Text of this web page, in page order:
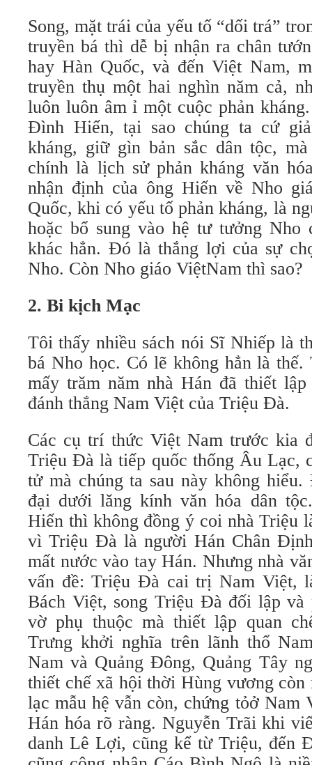
Song, mặt trái của yếu tố “dối trá”
truyền bá thì dễ bị nhận ra chân
hay Hàn Quốc, và đến Việt Nam,
truyền thụ một hai nghìn năm cả,
luôn luôn âm ỉ một cuộc phản
Đình Hiến, tại sao chúng ta cứ
kháng, giữ gìn bản sắc dân tộc,
chính là lịch sử phản kháng văn
nhận định của ông Hiến về Nho
Quốc, khi có yếu tố phản kháng, là
hoặc bổ sung vào hệ tư tưởng Nho
khác hẳn. Đó là thắng lợi của sự
Nho. Còn Nho giáo ViệtNam thì sao?
2. Bi kịch Mạc
Tôi thấy nhiều sách nói Sĩ Nhiếp là
bá Nho học. Có lẽ không hẳn là
mấy trăm năm nhà Hán đã thiết
đánh thắng Nam Việt của Triệu Đà.
Các cụ trí thức Việt Nam trước kia
Triệu Đà là tiếp quốc thống Âu Lạc,
tử mà chúng ta sau này không
đại dưới lăng kính văn hóa dân
Hiến thì không đồng ý coi nhà Triệu
vì Triệu Đà là người Hán Chân
mất nước vào tay Hán. Nhưng nhà
vấn đề: Triệu Đà cai trị Nam Việt,
Bách Việt, song Triệu Đà đối lập và
vờ phụ thuộc mà thiết lập quan
Trưng khởi nghĩa trên lãnh thổ
Nam và Quảng Đông, Quảng Tây
thiết chế xã hội thời Hùng vương còn
lạc mẫu hệ vẫn còn, chứng tỏở Nam
Hán hóa rõ ràng. Nguyễn Trãi khi
danh Lê Lợi, cũng kể từ Triệu, đến